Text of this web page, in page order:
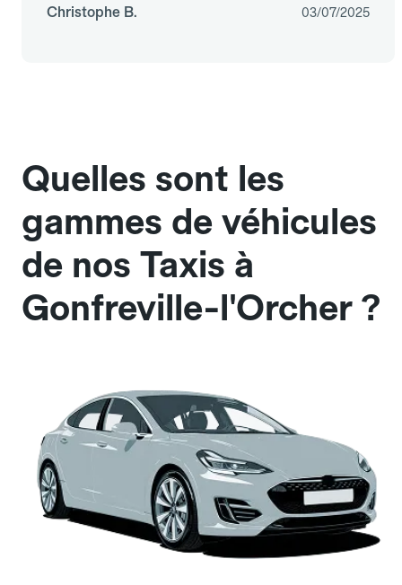
Christophe B. 03/07/2025
Quelles sont les
gammes de véhicules
de nos Taxis à
Gonfreville-l'Orcher ?